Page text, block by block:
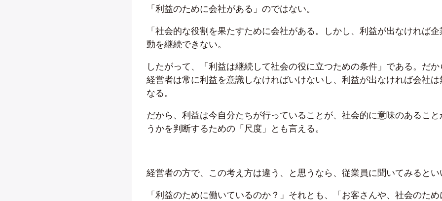
「利益のために会社がある」のではない。
「社会的な役割を果たすために会社がある。しかし、利益が出なければ企
動を継続できない。
したがって、「利益は継続して社会の役に立つための条件」である。だか
経営者は常に利益を意識しなければいけないし、利益が出なければ会社は
なる。
だから、利益は今自分たちが行っていることが、社会的に意味のあること
うかを判断するための「尺度」とも言える。
経営者の方で、この考え方は違う、と思うなら、従業員に聞いてみるとい
「利益のために働いているのか？」それとも、「お客さんや、社会のため